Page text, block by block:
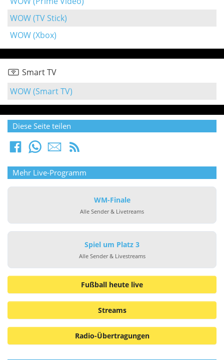
WOW (TV Stick)
WOW (Xbox)
Smart TV
WOW (Smart TV)
Diese Seite teilen
Mehr Live-Programm
WM-Finale
Alle Sender & Livetreams
Spiel um Platz 3
Alle Sender & Livestreams
Fußball heute live
Streams
Radio-Übertragungen